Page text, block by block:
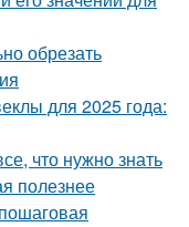
обрезать
для 2025 года:
что нужно знать
полезнее